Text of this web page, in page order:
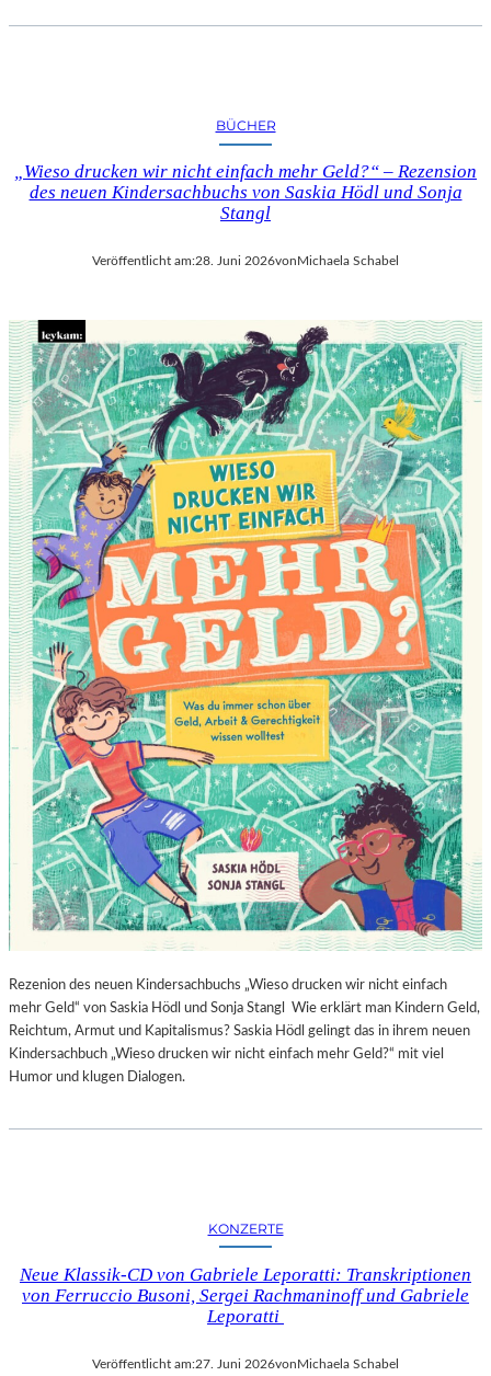
BÜCHER
„Wieso drucken wir nicht einfach mehr Geld?“ – Rezension
des neuen Kindersachbuchs von Saskia Hödl und Sonja
Stangl
Veröffentlicht am:28. Juni 2026von Michaela Schabel
Rezenion des neuen Kindersachbuchs „Wieso drucken wir nicht einfach
mehr Geld“ von Saskia Hödl und Sonja Stangl Wie erklärt man Kindern Geld,
Reichtum, Armut und Kapitalismus? Saskia Hödl gelingt das in ihrem neuen
Kindersachbuch „Wieso drucken wir nicht einfach mehr Geld?“ mit viel
Humor und klugen Dialogen.
KONZERTE
Neue Klassik-CD von Gabriele Leporatti: Transkriptionen
von Ferruccio Busoni, Sergei Rachmaninoff und Gabriele
Leporatti
Veröffentlicht am:27. Juni 2026vonMichaela Schabel